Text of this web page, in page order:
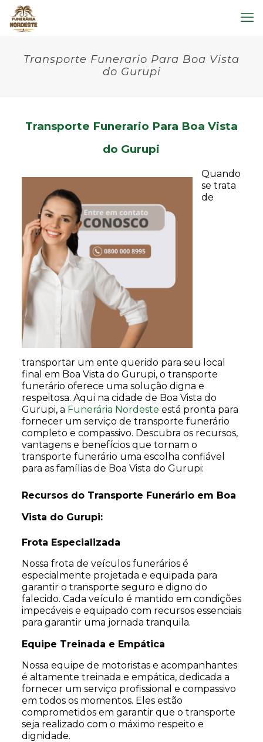
Transporte Funerario Para Boa Vista
do Gurupi
Transporte Funerario Para Boa Vista
do Gurupi
Quando
se trata
de
transportar um ente querido para seu local
final em Boa Vista do Gurupi, o transporte
funerário oferece uma solução digna e
respeitosa. Aqui na cidade de Boa Vista do
Gurupi, a Funerária Nordeste está pronta para
fornecer um serviço de transporte funerário
completo e compassivo. Descubra os recursos,
vantagens e benefícios que tornam o
transporte funerário uma escolha confiável
para as famílias de Boa Vista do Gurupi:
Recursos do Transporte Funerário em Boa
Vista do Gurupi:
Frota Especializada
Nossa frota de veículos funerários é
especialmente projetada e equipada para
garantir o transporte seguro e digno do
falecido. Cada veículo é mantido em condições
impecáveis e equipado com recursos essenciais
para garantir uma jornada tranquila.
Equipe Treinada e Empática
Nossa equipe de motoristas e acompanhantes
é altamente treinada e empática, dedicada a
fornecer um serviço profissional e compassivo
em todos os momentos. Eles estão
comprometidos em garantir que o transporte
seja realizado com o máximo respeito e
dignidade.